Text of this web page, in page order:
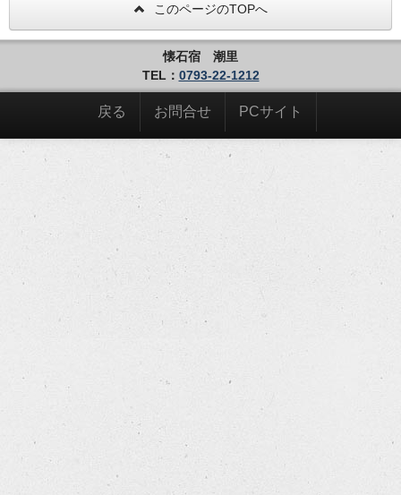
このページのTOPへ
懐石宿 潮里
TEL： 0793-22-1212
戻る お問合せ PCサイト